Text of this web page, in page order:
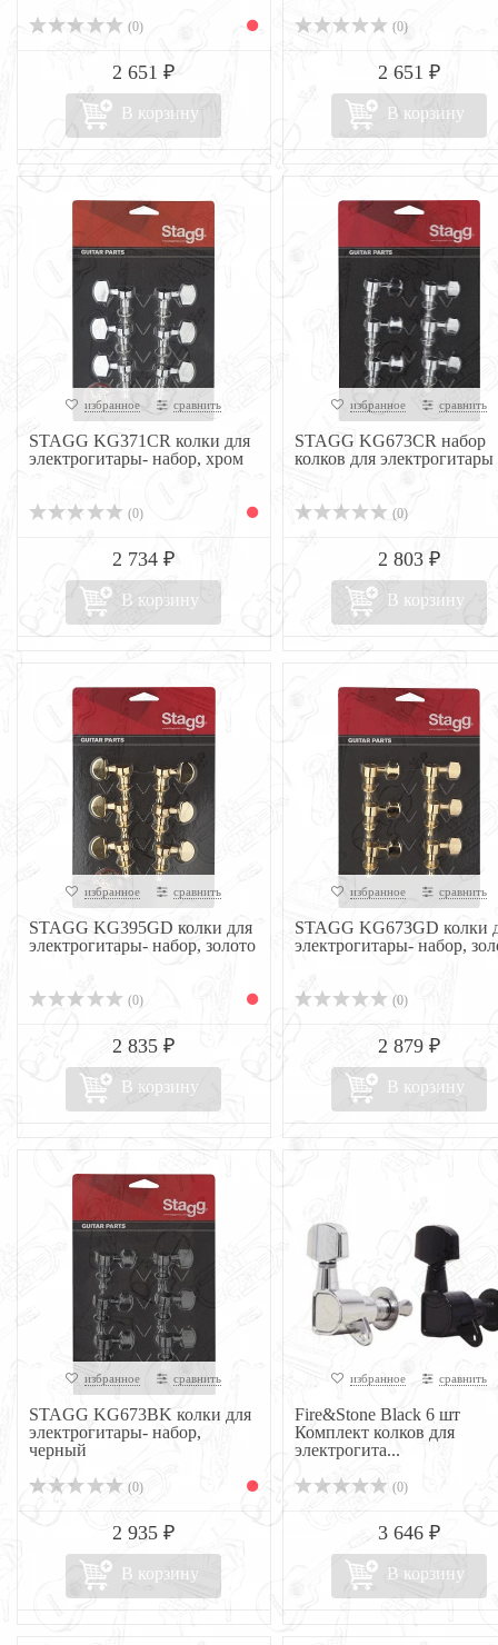
(0)
2 651 ₽
В корзину
(0)
2 651 ₽
В корзину
избранное сравнить
STAGG KG371CR колки для
электрогитары- набор, хром
(0)
2 734 ₽
В корзину
избранное сравнить
STAGG KG673CR набор
колков для электрогитары
(0)
2 803 ₽
В корзину
избранное сравнить
STAGG KG395GD колки для
электрогитары- набор, золото
(0)
2 835 ₽
В корзину
избранное сравнить
STAGG KG673GD колки
электрогитары- набор,
(0)
2 879 ₽
В корзину
избранное сравнить
STAGG KG673BK колки для
электрогитары- набор,
черный
(0)
2 935 ₽
В корзину
избранное сравнить
Fire&Stone Black 6 шт
Комплект колков для
электрогита...
(0)
3 646 ₽
В корзину